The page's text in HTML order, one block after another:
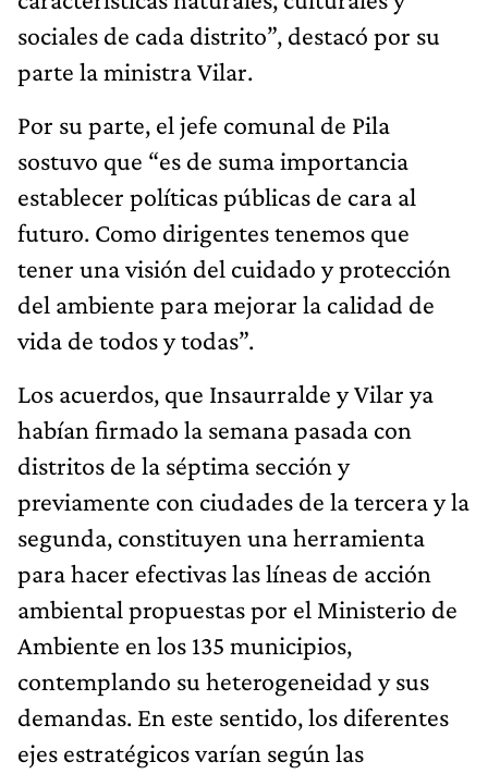
sociales de cada distrito”, destacó por su
parte la ministra Vilar.
Por su parte, el jefe comunal de Pila
sostuvo que “es de suma importancia
establecer políticas públicas de cara al
futuro. Como dirigentes tenemos que
tener una visión del cuidado y protección
del ambiente para mejorar la calidad de
vida de todos y todas”.
Los acuerdos, que Insaurralde y Vilar ya
habían firmado la semana pasada con
distritos de la séptima sección y
previamente con ciudades de la tercera y la
segunda, constituyen una herramienta
para hacer efectivas las líneas de acción
ambiental propuestas por el Ministerio de
Ambiente en los 135 municipios,
contemplando su heterogeneidad y sus
demandas. En este sentido, los diferentes
ejes estratégicos varían según las